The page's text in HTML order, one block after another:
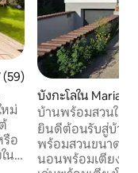
ฉลี่ย 4.97 จาก 5, 59 รีวิว
(59)
ม่
รือ
น
บังกะโลใน Maria
บ้านพร้อมสวนใกล้
บิน
ยินดีต้อนรับสู่บ้าน
พร้อมสวนขนาดใ
นอนพร้อมเตียงคู่แ